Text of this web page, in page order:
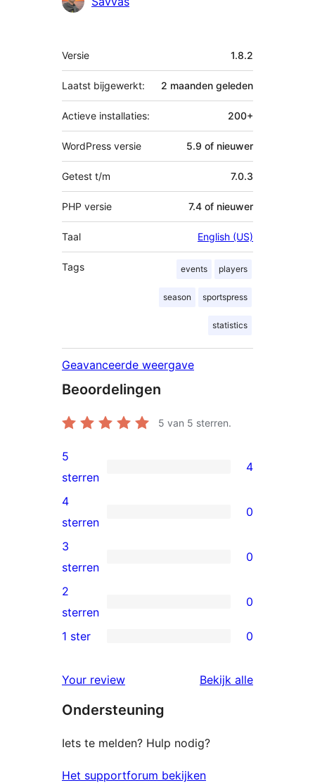
Meta
Versie 1.8.2
Laatst bijgewerkt: 2 maanden geleden
Actieve installaties: 200+
WordPress versie 5.9 of nieuwer
Getest t/m 7.0.3
PHP versie 7.4 of nieuwer
Taal English (US)
Tags events players
season sportspress
statistics
Geavanceerde weergave
Beoordelingen
5 van 5 sterren.
4
5
sterren
beoordeling
5
sterren
4
0
4
sterren
beoordeling
4
sterren
0
0
3
sterren
beoordeling
3
sterren
0
0
2
beoordeling
2
sterren
0
sterren
beoordeling
1 ster 0
Your review Bekijk alle
Ondersteuning
Iets te melden? Hulp nodig?
Het supportforum bekijken